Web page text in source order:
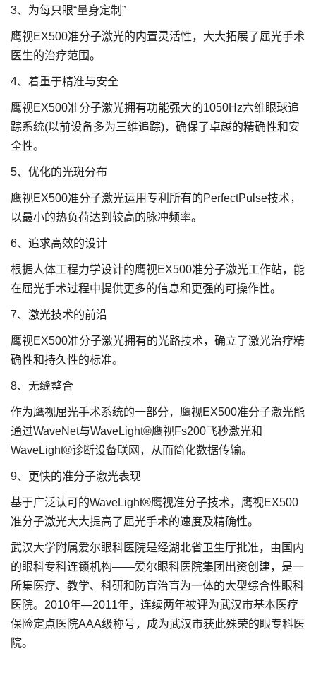
3、为每只眼“量身定制”
鹰视EX500准分子激光的内置灵活性，大大拓展了屈光手术
医生的治疗范围。
4、着重于精准与安全
鹰视EX500准分子激光拥有功能强大的1050Hz六维眼球追
踪系统(以前设备多为三维追踪)，确保了卓越的精确性和安
全性。
5、优化的光斑分布
鹰视EX500准分子激光运用专利所有的PerfectPulse技术，
以最小的热负荷达到较高的脉冲频率。
6、追求高效的设计
根据人体工程力学设计的鹰视EX500准分子激光工作站，能
在屈光手术过程中提供更多的信息和更强的可操作性。
7、激光技术的前沿
鹰视EX500准分子激光拥有的光路技术，确立了激光治疗精
确性和持久性的标准。
8、无缝整合
作为鹰视屈光手术系统的一部分，鹰视EX500准分子激光能
通过WaveNet与WaveLight®鹰视Fs200飞秒激光和
WaveLight®诊断设备联网，从而简化数据传输。
9、更快的准分子激光表现
基于广泛认可的WaveLight®鹰视准分子技术，鹰视EX500
准分子激光大大提高了屈光手术的速度及精确性。
武汉大学附属爱尔眼科医院是经湖北省卫生厅批准，由国内
的眼科专科连锁机构——爱尔眼科医院集团出资创建，是一
所集医疗、教学、科研和防盲治盲为一体的大型综合性眼科
医院。2010年—2011年，连续两年被评为武汉市基本医疗
保险定点医院AAA级称号，成为武汉市获此殊荣的眼专科医
院。